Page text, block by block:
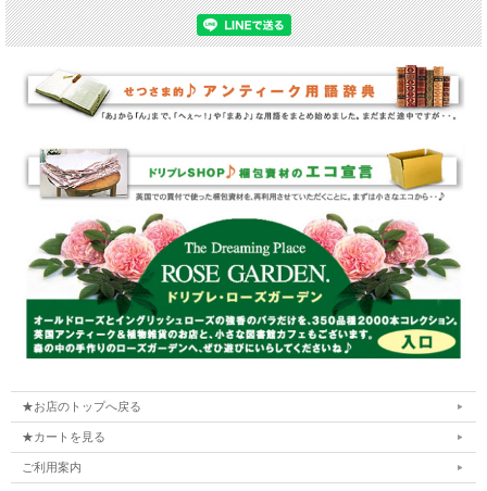
★お店のトップへ戻る
★カートを見る
ご利用案内